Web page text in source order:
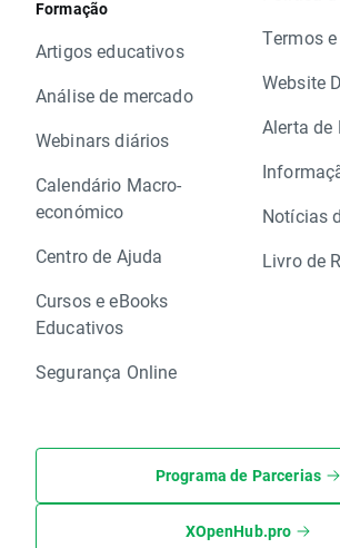
Formação
Artigos educativos
Análise de mercado
Webinars diários
Calendário Macro-
económico
Centro de Ajuda
Cursos e eBooks
Educativos
Segurança Online
Termos
Website
Alerta de
Notícias
Livro de
Programa de Parcerias
XOpenHub.pro